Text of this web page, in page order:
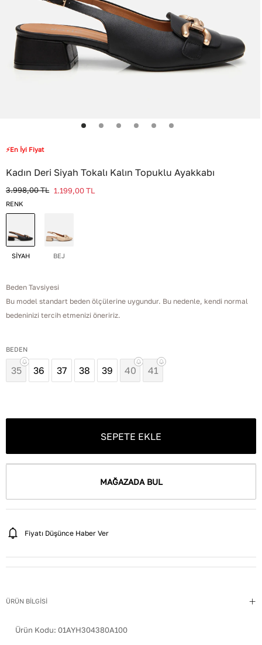
⚡En İyi Fiyat
Kadın Deri Siyah Tokalı Kalın Topuklu Ayakkabı
3.998,00TL 1.199,00TL
RENK
SİYAH BEJ
Beden Tavsiyesi
Bu model standart beden ölçülerine uygundur. Bu nedenle, kendi normal
bedeninizi tercih etmenizi öneririz.
BEDEN
35 36 37 38 39 40 41
SEPETE EKLE
MAĞAZADA BUL
Fiyatı Düşünce Haber Ver
ÜRÜN BİLGİSİ
Ürün Kodu: 01AYH304380A100